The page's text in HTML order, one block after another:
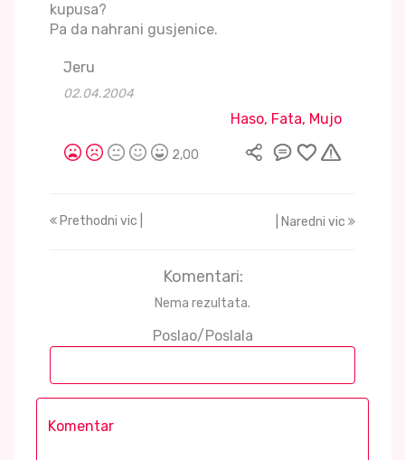
kupusa?
Pa da nahrani gusjenice.
Jeru
02.04.2004
Haso, Fata, Mujo
2,00
Prethodni vic | | Naredni vic
Komentari:
Nema rezultata.
Poslao/Poslala